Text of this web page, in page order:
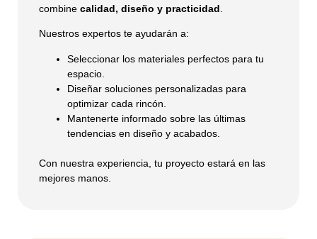
combine calidad, diseño y practicidad
Nuestros expertos te ayudarán a:
Seleccionar los materiales perfectos para tu
espacio.
Diseñar soluciones personalizadas para
optimizar cada rincón.
Mantenerte informado sobre las últimas
tendencias en diseño y acabados.
Con nuestra experiencia, tu proyecto estará en las
mejores manos.